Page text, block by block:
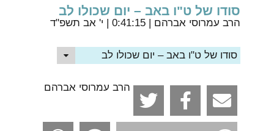
סודו של ט"ו באב – יום שכולו לב
הרב עמרוסי אברהם
סודו של ט"ו באב – יום שכולו לב
הרב עמרוסי אברהם